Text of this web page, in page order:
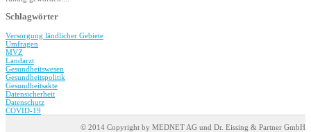
Schlagwörter
Versorgung ländlicher Gebiete
Umfragen
MVZ
Landarzt
Gesundheitswesen
Gesundheitspolitik
Gesundheitsakte
Datensicherheit
Datenschutz
COVID-19
© 2014 Copyright by MEDNET AG und Dr. Eissing & Partner GmbH